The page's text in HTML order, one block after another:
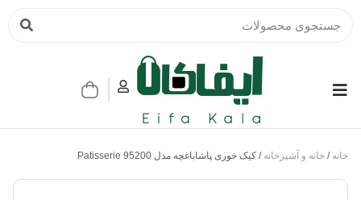
خانه / خانه و آشپزخانه / کیک خوری پاشاباغچه مدل Patisserie 95200